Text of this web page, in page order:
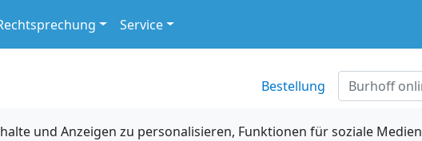
Service
Bestellung
und Anzeigen zu personalisieren, Funktionen für soziale Medien